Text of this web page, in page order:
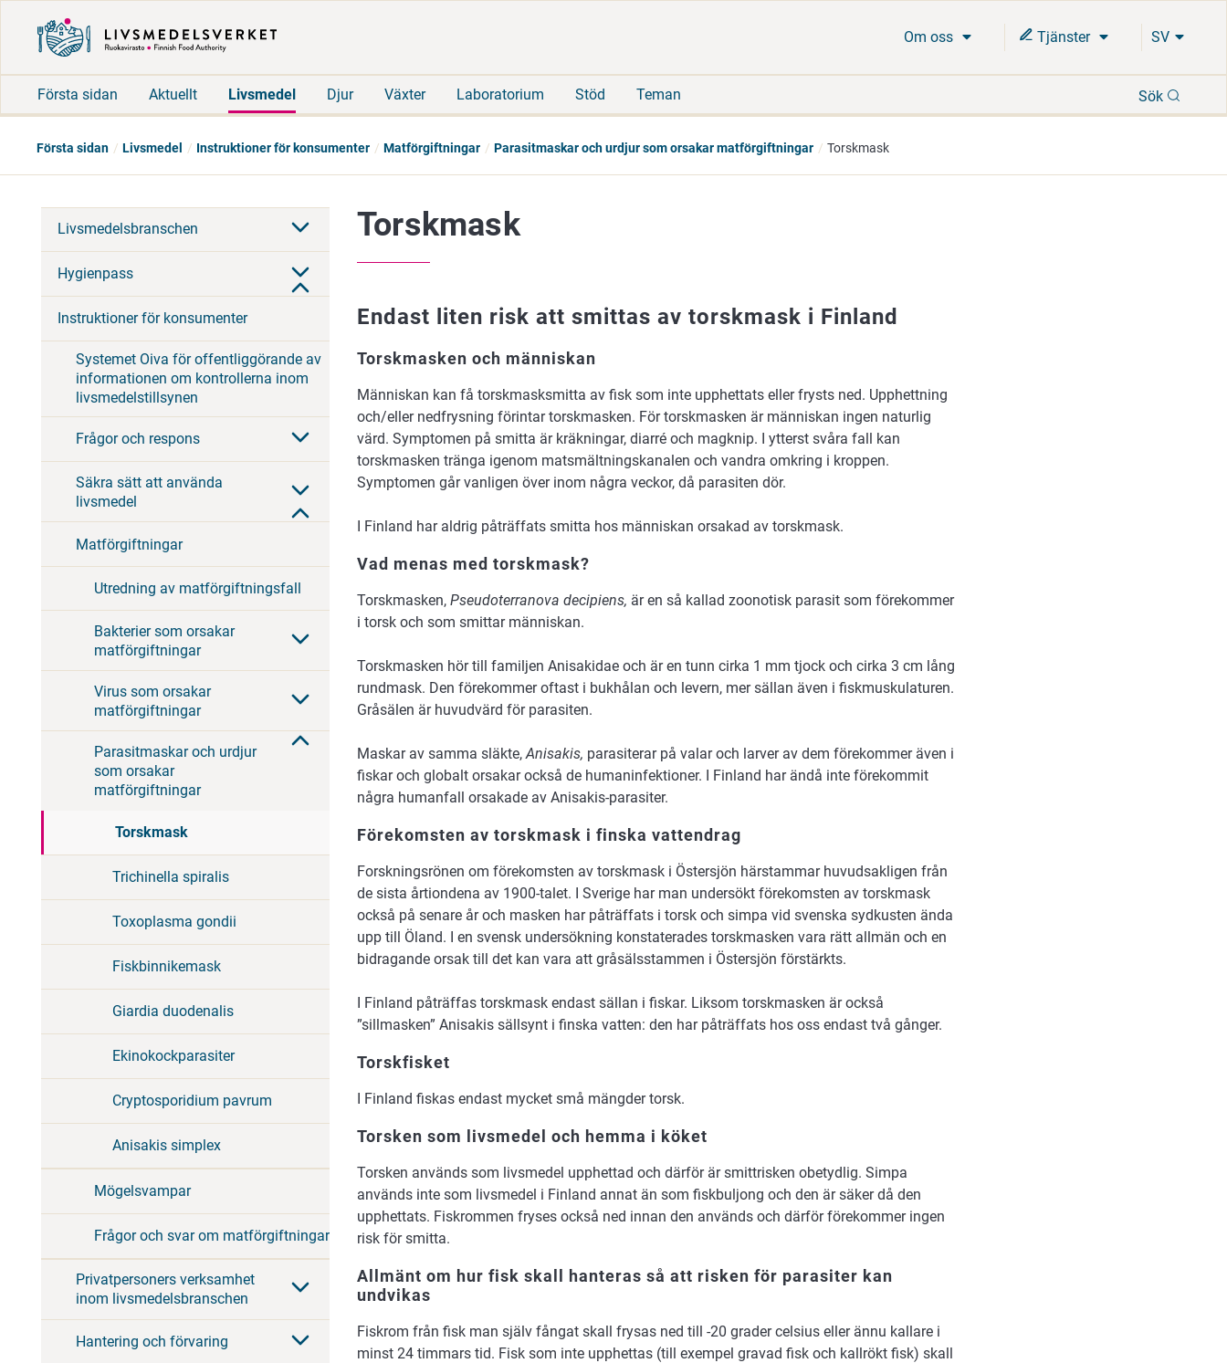
Om oss Tjänster SV
Första sidan Aktuellt Livsmedel Djur Växter Laboratorium Stöd Teman Sök
Första sidan Livsmedel Instruktioner för konsumenter Matförgiftningar Parasitmaskar och urdjur som orsakar matförgiftningar Torskmask
Livsmedelsbranschen
Hygienpass
Instruktioner för konsumenter
Systemet Oiva för offentliggörande av
informationen om kontrollerna inom
livsmedelstillsynen
Frågor och respons
Säkra sätt att använda
livsmedel
Matförgiftningar
Utredning av matförgiftningsfall
Bakterier som orsakar
matförgiftningar
Virus som orsakar
matförgiftningar
Parasitmaskar och urdjur
som orsakar
matförgiftningar
Torskmask
Trichinella spiralis
Toxoplasma gondii
Fiskbinnikemask
Giardia duodenalis
Ekinokockparasiter
Cryptosporidium pavrum
Anisakis simplex
Mögelsvampar
Frågor och svar om matförgiftningar
Privatpersoners verksamhet
inom livsmedelsbranschen
Hantering och förvaring
Torskmask
Endast liten risk att smittas av torskmask i Finland
Torskmasken och människan
Människan kan få torskmasksmitta av fisk som inte upphettats eller frysts ned. Upphettning
och/eller nedfrysning förintar torskmasken. För torskmasken är människan ingen naturlig
värd. Symptomen på smitta är kräkningar, diarré och magknip. I ytterst svåra fall kan
torskmasken tränga igenom matsmältningskanalen och vandra omkring i kroppen.
Symptomen går vanligen över inom några veckor, då parasiten dör.
I Finland har aldrig påträffats smitta hos människan orsakad av torskmask.
Vad menas med torskmask?
Torskmasken, Pseudoterranova decipiens, är en så kallad zoonotisk parasit som förekommer
i torsk och som smittar människan.
Torskmasken hör till familjen Anisakidae och är en tunn cirka 1 mm tjock och cirka 3 cm lång
rundmask. Den förekommer oftast i bukhålan och levern, mer sällan även i fiskmuskulaturen.
Gråsälen är huvudvärd för parasiten.
Maskar av samma släkte,Anisakis, parasiterar på valar och larver av dem förekommer även i
fiskar och globalt orsakar också de humaninfektioner. I Finland har ändå inte förekommit
några humanfall orsakade av Anisakis-parasiter.
Förekomsten av torskmask i finska vattendrag
Forskningsrönen om förekomsten av torskmask i Östersjön härstammar huvudsakligen från
de sista årtiondena av 1900-talet. I Sverige har man undersökt förekomsten av torskmask
också på senare år och masken har påträffats i torsk och simpa vid svenska sydkusten ända
upp till Öland. I en svensk undersökning konstaterades torskmasken vara rätt allmän och en
bidragande orsak till det kan vara att gråsälsstammen i Östersjön förstärkts.
I Finland påträffas torskmask endast sällan i fiskar. Liksom torskmasken är också
”sillmasken” Anisakis sällsynt i finska vatten: den har påträffats hos oss endast två gånger.
Torskfisket
I Finland fiskas endast mycket små mängder torsk.
Torsken som livsmedel och hemma i köket
Torsken används som livsmedel upphettad och därför är smittrisken obetydlig. Simpa
används inte som livsmedel i Finland annat än som fiskbuljong och den är säker då den
upphettats. Fiskrommen fryses också ned innan den används och därför förekommer ingen
risk för smitta.
Allmänt om hur fisk skall hanteras så att risken för parasiter kan
undvikas
Fiskrom från fisk man själv fångat skall frysas ned till -20 grader celsius eller ännu kallare i
minst 24 timmars tid. Fisk som inte upphettas (till exempel gravad fisk och kallrökt fisk) skall